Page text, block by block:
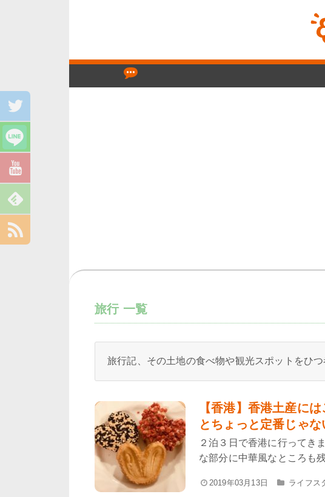
旅行 一覧
旅行記、その土地の食べ物や観光スポットをひつ
【香港】香港土産に
とちょっと定番じゃ
２泊３日で香港に行ってき
な部分に中華風なところも
2019年03月13日 ライフス